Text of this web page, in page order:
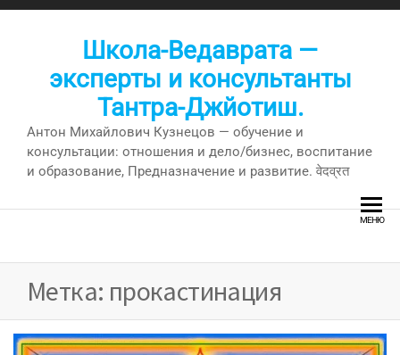
Перейти
Школа-Ведаврата —
эксперты и консультанты
Тантра-Джйотиш.
Антон Михайлович Кузнецов — обучение и
консультации: отношения и дело/бизнес, воспитание
и образование, Предназначение и развитие. वेदव्रत
МЕНЮ
Метка: прокастинация